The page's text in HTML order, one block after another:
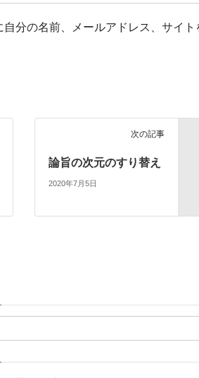
分の名前、メールアドレス、サイト
次の記事
論旨の次元のすり替え
2020年7月5日